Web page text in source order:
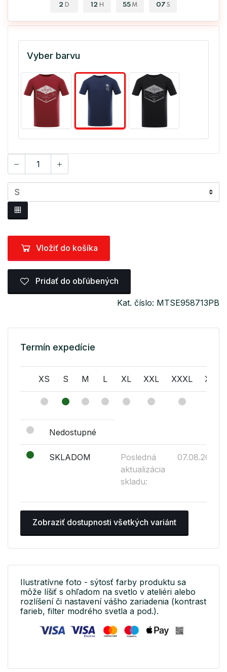
2 D 12 H 55 M 07 S
Vyber barvu
Vložiť do košíka
Pridať do obľúbených
Kat. číslo: MTSE958713PB
Termín expedície
XS S M L XL XXL XXXL
Nedostupné
SKLADOM
Posledná
aktualizácia
skladu:
07.08.2026
Zobraziť dostupnosti všetkých variánt
Ilustratívne foto - sýtosť farby produktu sa
môže líšiť s ohľadom na svetlo v ateliéri alebo
rozlíšení či nastavení vášho zariadenia (kontrast
farieb, filter modrého svetla a pod.).